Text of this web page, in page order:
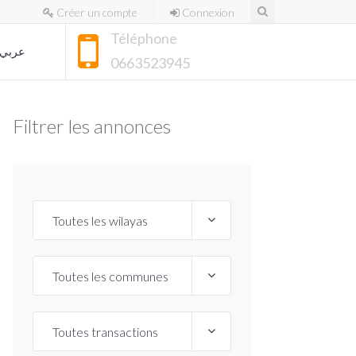
Créer un compte Connexion
Téléphone
0663523945
Filtrer les annonces